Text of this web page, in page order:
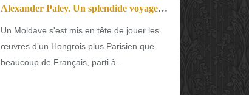
Alexander Paley. Un splendide voyage Lisztien en Europe intérieure
Un Moldave s'est mis en tête de jouer les
œuvres d’un Hongrois plus Parisien que
beaucoup de Français, parti à...